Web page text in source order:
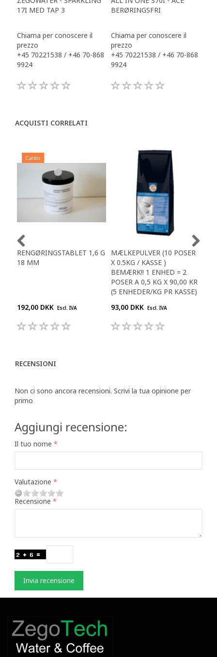
17I MED TAP 3
Chiama per conoscere il
prezzo
+45 70221538 / +46 70-868
9924
BERØRINGSFRI
Chiama per conoscere il
prezzo
+45 70221538 / +46 70-868
9924
ACQUISTI CORRELATI
Caldo
RENGØRINGSTABLET 1,6 G
18 MM
192,00 DKK Escl. IVA
MÆLKEPULVER (10 POSER
X 0.5KG / KASSE )
BEMÆRK!! 1 ENHED = 2
POSER A 0,5 KG X 90,00 KR
(5 ENHEDER/KG PR KASSE)
93,00 DKK Escl. IVA
RECENSIONI
Non ci sono ancora recensioni. Scrivi la tua opinione per
primo
Aggiungi recensione:
Il tuo nome
Valutazione
Recensione
Invia recensione